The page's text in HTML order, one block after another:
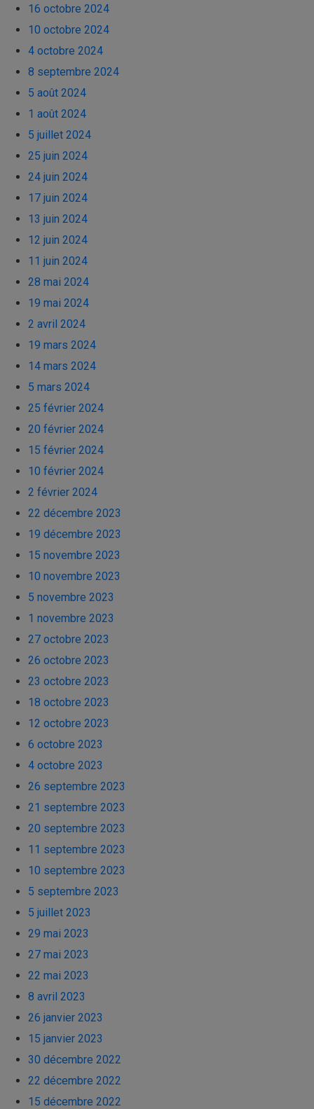
16 octobre 2024
10 octobre 2024
4 octobre 2024
8 septembre 2024
5 août 2024
1 août 2024
5 juillet 2024
25 juin 2024
24 juin 2024
17 juin 2024
13 juin 2024
12 juin 2024
11 juin 2024
28 mai 2024
19 mai 2024
2 avril 2024
19 mars 2024
14 mars 2024
5 mars 2024
25 février 2024
20 février 2024
15 février 2024
10 février 2024
2 février 2024
22 décembre 2023
19 décembre 2023
15 novembre 2023
10 novembre 2023
5 novembre 2023
1 novembre 2023
27 octobre 2023
26 octobre 2023
23 octobre 2023
18 octobre 2023
12 octobre 2023
6 octobre 2023
4 octobre 2023
26 septembre 2023
21 septembre 2023
20 septembre 2023
11 septembre 2023
10 septembre 2023
5 septembre 2023
5 juillet 2023
29 mai 2023
27 mai 2023
22 mai 2023
8 avril 2023
26 janvier 2023
15 janvier 2023
30 décembre 2022
22 décembre 2022
15 décembre 2022